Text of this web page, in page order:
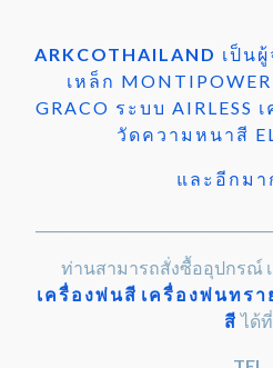
ARKCOTHAILAND เป็น
เหล็ก
GRACO ระบบ AIRLESS
วัดความหนาสี
และอีกมา
ท่านสามารถสั่งซื้ออุปกรณ์
เครื่องพ่นสี เครื่องพ่นทรา
สี ได้ที่